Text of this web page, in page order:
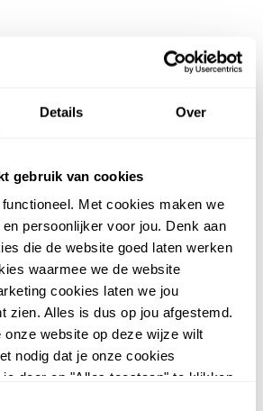
Details Over
gebruik van cookies
Met cookies maken we
persoonlijker voor jou. Denk aan
die de website goed laten werken
waarmee we de website
cookies laten we jou
zien. Alles is dus op jou afgestemd.
onze website op deze wijze wilt
nodig dat je onze cookies
door op "Alles toestaan" te klikken.